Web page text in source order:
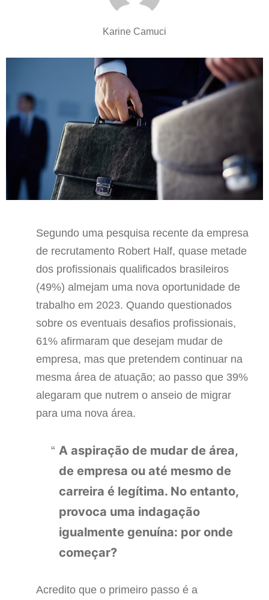
Karine Camuci
Segundo uma pesquisa recente da empresa
de recrutamento Robert Half, quase metade
dos profissionais qualificados brasileiros
(49%) almejam uma nova oportunidade de
trabalho em 2023. Quando questionados
sobre os eventuais desafios profissionais,
61% afirmaram que desejam mudar de
empresa, mas que pretendem continuar na
mesma área de atuação; ao passo que 39%
alegaram que nutrem o anseio de migrar
para uma nova área.
A aspiração de mudar de área,
de empresa ou até mesmo de
carreira é legítima. No entanto,
provoca uma indagação
igualmente genuína: por onde
começar?
Acredito que o primeiro passo é a